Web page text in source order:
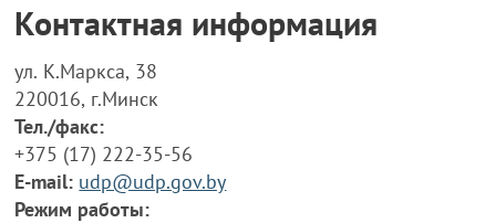
Контактная информация
ул. К.Маркса, 38
220016, г.Минск
Тел./факс:
+375 (17) 222-35-56
E-mail: udp@udp.gov.by
Режим работы: